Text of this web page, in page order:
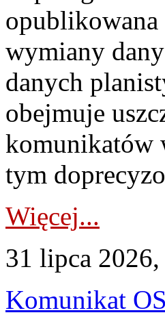
opublikowana
wymiany
danych
obejmuje
komunikatów
tym
Więcej...
31 lipca
Komunikat